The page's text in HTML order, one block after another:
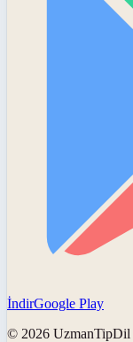
İndirGoogle Play
© 2026 UzmanTipDil